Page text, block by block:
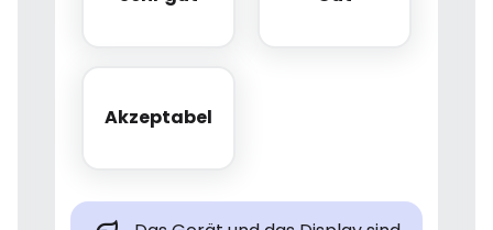
Sehr gut Gut
Akzeptabel
Akzeptabel